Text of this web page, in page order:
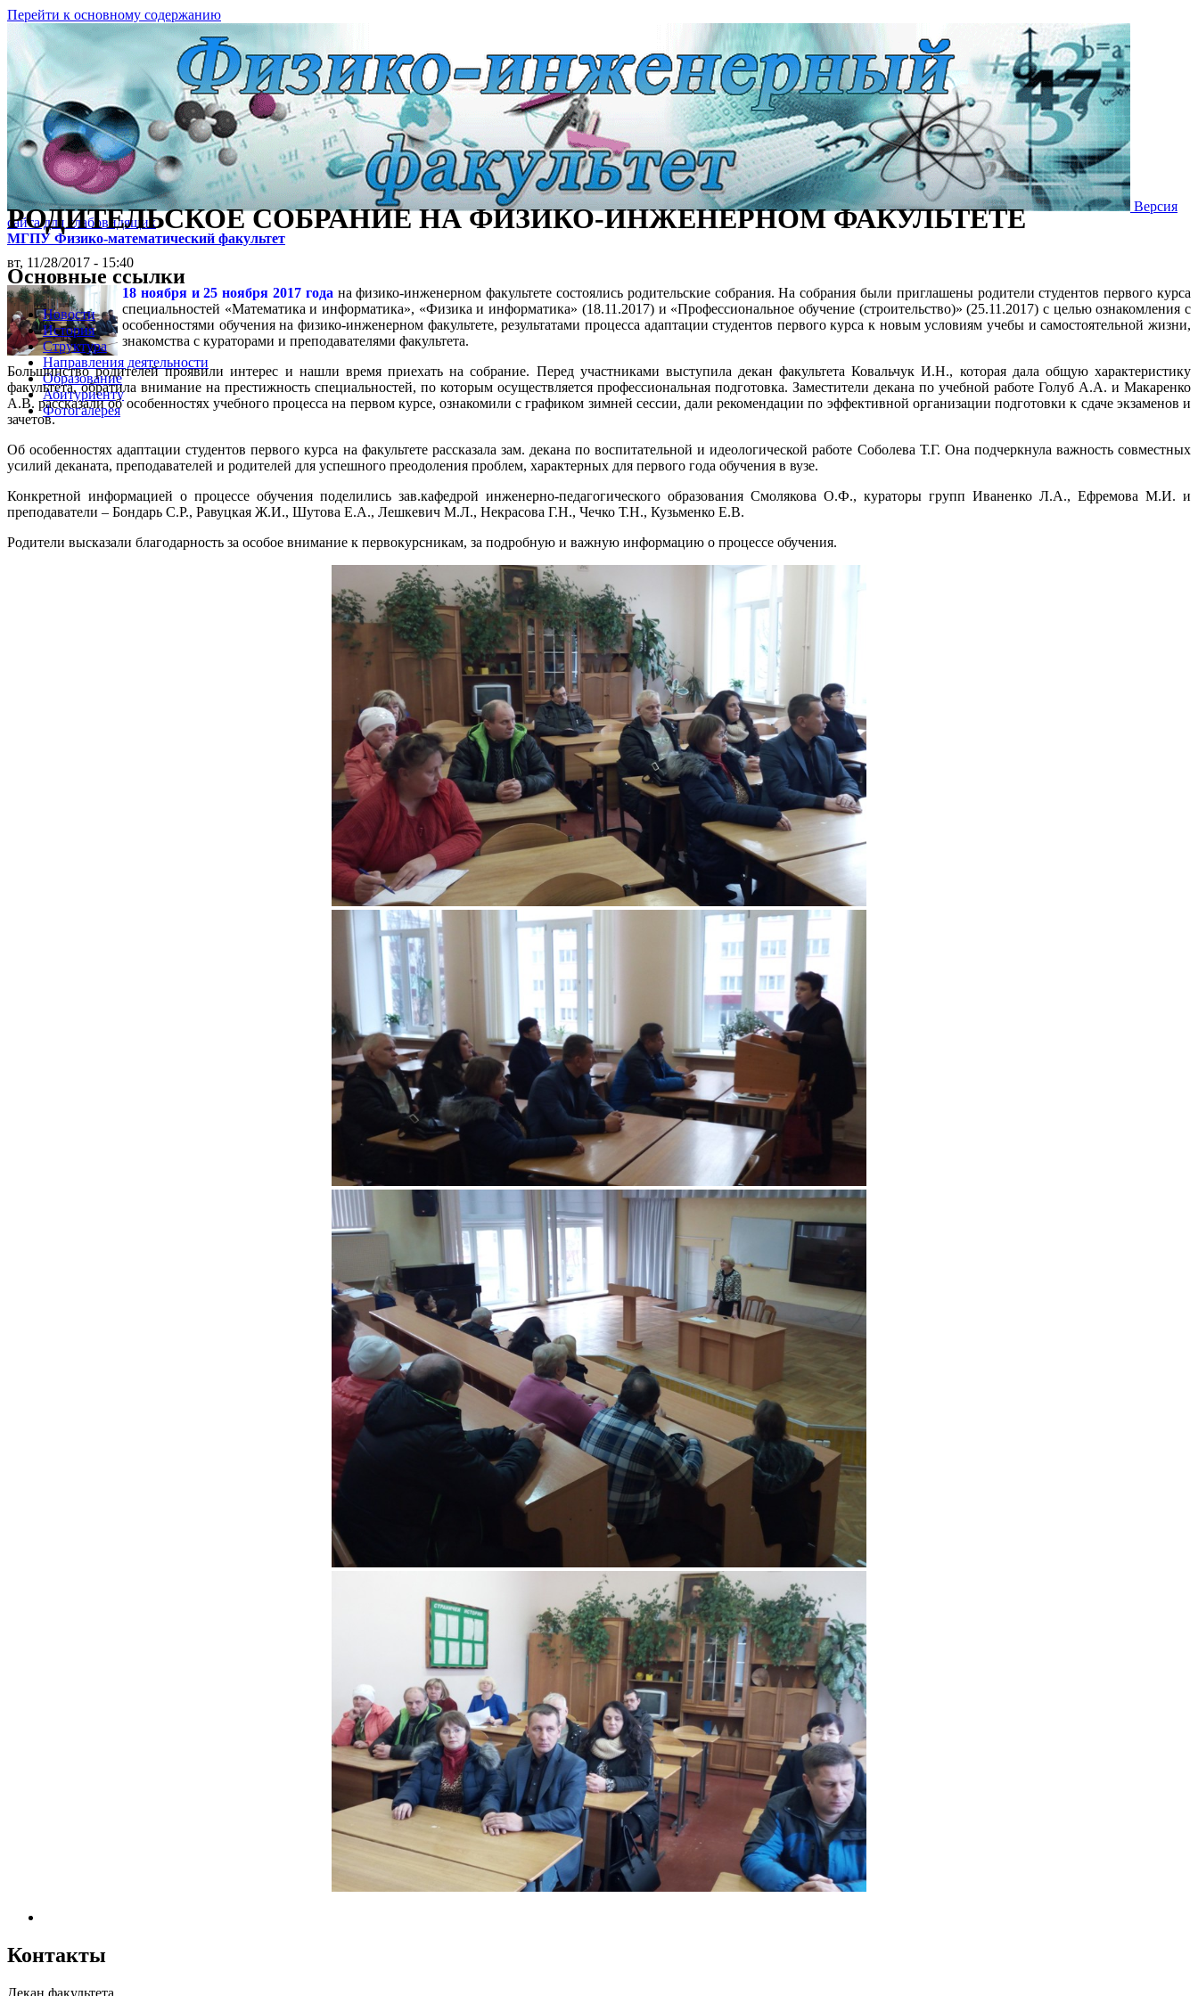
Перейти к основному содержанию
Версия
сайта для слабовидящих
МГПУ Физико-математический факультет
Основные ссылки
Новости
История
Структура
Направления деятельности
Образование
Абитуриенту
Фотогалерея
РОДИТЕЛЬСКОЕ СОБРАНИЕ НА ФИЗИКО-ИНЖЕНЕРНОМ ФАКУЛЬТЕТЕ
вт, 11/28/2017 - 15:40
18 ноября и 25 ноября 2017 года на физико-инженерном факультете состоялись родительские собрания. На собрания были приглашены родители студентов первого курса
специальностей «Математика и информатика», «Физика и информатика» (18.11.2017) и «Профессиональное обучение (строительство)» (25.11.2017) с целью ознакомления с
особенностями обучения на физико-инженерном факультете, результатами процесса адаптации студентов первого курса к новым условиям учебы и самостоятельной жизни,
знакомства с кураторами и преподавателями факультета.
Большинство родителей проявили интерес и нашли время приехать на собрание. Перед участниками выступила декан факультета Ковальчук И.Н., которая дала общую характеристику
факультета, обратила внимание на престижность специальностей, по которым осуществляется профессиональная подготовка. Заместители декана по учебной работе Голуб А.А. и Макаренко
А.В. рассказали об особенностях учебного процесса на первом курсе, ознакомили с графиком зимней сессии, дали рекомендации по эффективной организации подготовки к сдаче экзаменов и
зачетов.
Об особенностях адаптации студентов первого курса на факультете рассказала зам. декана по воспитательной и идеологической работе Соболева Т.Г. Она подчеркнула важность совместных
усилий деканата, преподавателей и родителей для успешного преодоления проблем, характерных для первого года обучения в вузе.
Конкретной информацией о процессе обучения поделились зав.кафедрой инженерно-педагогического образования Смолякова О.Ф., кураторы групп Иваненко Л.А., Ефремова М.И. и
преподаватели – Бондарь С.Р., Равуцкая Ж.И., Шутова Е.А., Лешкевич М.Л., Некрасова Г.Н., Чечко Т.Н., Кузьменко Е.В.
Родители высказали благодарность за особое внимание к первокурсникам, за подробную и важную информацию о процессе обучения.
Контакты